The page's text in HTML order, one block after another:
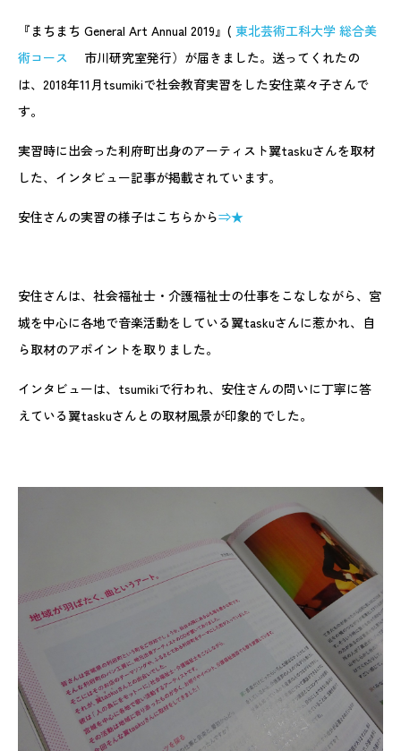
『まちまち General Art Annual 2019』( 東北芸術工科大学 総合美
術コース 市川研究室発行）が届きました。送ってくれたの
は、2018年11月tsumikiで社会教育実習をした安住菜々子さんで
す。
実習時に出会った利府町出身のアーティスト翼taskuさんを取材
した、インタビュー記事が掲載されています。
安住さんの実習の様子はこちらから⇒★
安住さんは、社会福祉士・介護福祉士の仕事をこなしながら、宮
城を中心に各地で音楽活動をしている翼taskuさんに惹かれ、自
ら取材のアポイントを取りました。
インタビューは、tsumikiで行われ、安住さんの問いに丁寧に答
えている翼taskuさんとの取材風景が印象的でした。